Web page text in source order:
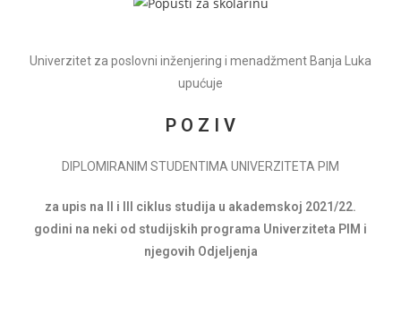
Univerzitet za poslovni inženjering i menadžment Banja Luka
upućuje
P O Z I V
DIPLOMIRANIM STUDENTIMA UNIVERZITETA PIM
za upis na II i III ciklus studija u akademskoj 2021/22.
godini na neki od studijskih programa Univerziteta PIM i
njegovih Odjeljenja